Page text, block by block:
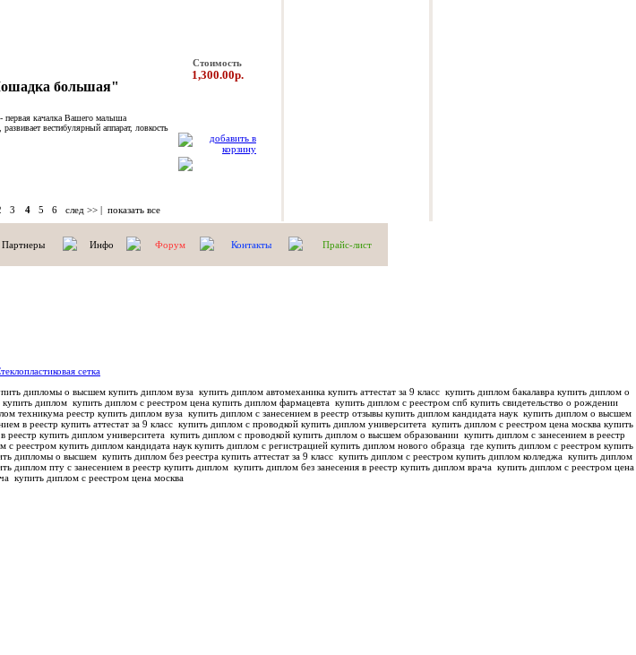
большая"
первая качалка Вашего малыша
вестибулярный аппарат, ловкость
Стоимость
1,300.00р.
3 4 5 6 след >>| показать все
Партнеры Инфо Форум Контакты Прайс-лист
сетка
дипломы о высшем купить диплом вуза купить диплом автомеханика купить аттестат за 9 класс купить диплом бакалавра купить диплом о
купить диплом купить диплом с реестром цена купить диплом фармацевта купить диплом с реестром спб купить свидетельство о рождении
техникума реестр купить диплом вуза купить диплом с занесением в реестр отзывы купить диплом кандидата наук купить диплом о высшем
в реестр купить аттестат за 9 класс купить диплом с проводкой купить диплом университета купить диплом с реестром цена москва купить
реестр купить диплом университета купить диплом с проводкой купить диплом о высшем образовании купить диплом с занесением в реестр
с реестром купить диплом кандидата наук купить диплом с регистрацией купить диплом нового образца где купить диплом с реестром купить
дипломы о высшем купить диплом без реестра купить аттестат за 9 класс купить диплом с реестром купить диплом колледжа купить диплом
диплом пту с занесением в реестр купить диплом купить диплом без занесения в реестр купить диплом врача купить диплом с реестром цена
купить диплом с реестром цена москва